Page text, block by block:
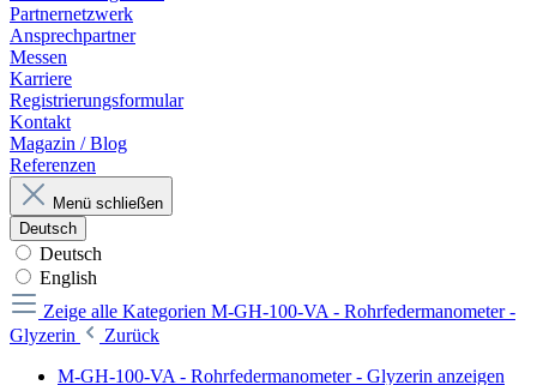
Partnernetzwerk
Ansprechpartner
Messen
Karriere
Registrierungsformular
Kontakt
Magazin / Blog
Referenzen
Menü schließen
Deutsch
Deutsch
English
Zeige alle Kategorien M-GH-100-VA - Rohrfedermanometer -
Glyzerin
Zurück
M-GH-100-VA - Rohrfedermanometer - Glyzerin anzeigen